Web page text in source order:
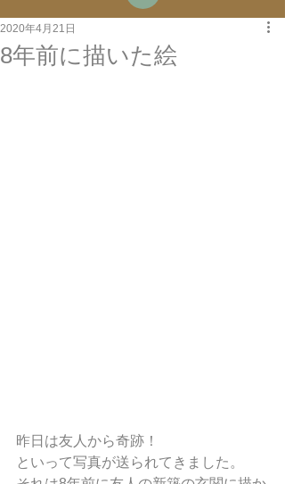
8年前に描いた絵
2020年4月21日
昨日は友人から奇跡！
といって写真が送られてきました。